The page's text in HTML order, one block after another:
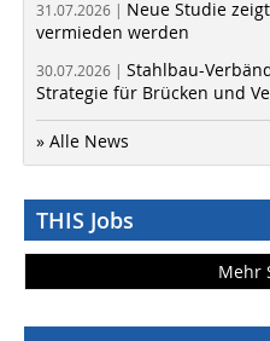
31.07.2026 | Neue Studie
vermieden werden
30.07.2026 | Stahlbau-
Strategie für Brücken und
» Alle News
THIS Jobs
Mehr